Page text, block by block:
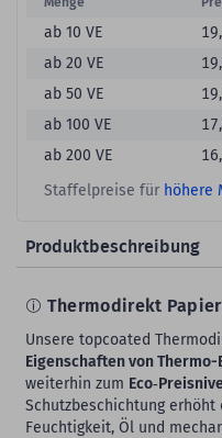
ab 10 VE
ab 20 VE
ab 50 VE
ab 100 VE
ab 200 VE
Staffelpreise für höhere
Produktbeschreibung
Thermodirekt
Unsere topcoated
Eigenschaften von Thermo-
weiterhin zum
Schutzbeschichtung
Feuchtigkeit, Öl und